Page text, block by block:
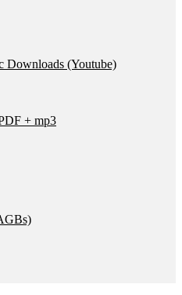
Downloads (Youtube)
+ mp3